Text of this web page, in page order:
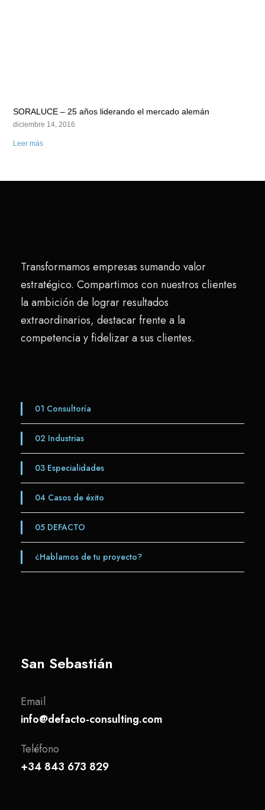
SORALUCE – 25 años liderando el mercado alemán
diciembre 14, 2016
Leer más
Transformamos empresas sumando valor
estratégico. Compartimos con nuestros clientes
la ambición de lograr resultados
extraordinarios, destacar frente a la
competencia y fidelizar a sus clientes.
01 Consultoría
02 Industrias
03 Especialidades
04 Casos de éxito
05 DEFACTO
¿Hablamos de tu proyecto?
San Sebastián
Email
info@defacto-consulting.com
Teléfono
+34 843 673 829